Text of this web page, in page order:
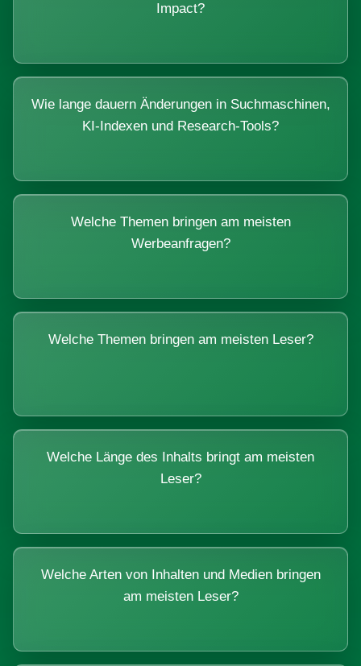
Impact?
Wie lange dauern Änderungen in Suchmaschinen,
KI-Indexen und Research-Tools?
Welche Themen bringen am meisten
Werbeanfragen?
Welche Themen bringen am meisten Leser?
Welche Länge des Inhalts bringt am meisten
Leser?
Welche Arten von Inhalten und Medien bringen
am meisten Leser?